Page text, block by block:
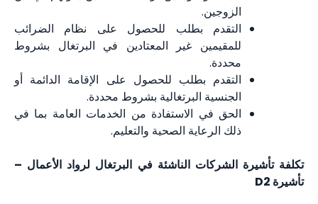
الزوجين.
التقدم بطلب للحصول على نظام الضرائب
للمقيمين غير المعتادين في البرتغال بشروط
محددة.
التقدم بطلب للحصول على الإقامة الدائمة أو
الجنسية البرتغالية بشروط محددة.
الحق في الاستفادة من الخدمات العامة بما في
ذلك الرعاية الصحية والتعليم.
تكلفة تأشيرة الشركات الناشئة في البرتغال لرواد الأعمال –
تأشيرة D2